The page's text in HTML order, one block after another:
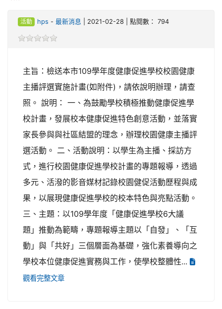
活動 hps - 最新消息 | 2021-02-28 | 點閱數： 794
主旨：檢送本市109學年度健康促進學校校園健康
主播評選實施計畫(如附件)，請依說明辦理，請查
照。 說明： 一、為鼓勵學校積極推動健康促進學
校計畫，發展校本健康促進特色創意活動，並落實
家長參與與社區結盟的理念，辦理校園健康主播評
選活動。 二、活動說明：以學生為主播、採訪方
式，進行校園健康促進學校計畫的專題報導，透過
多元、活潑的影音媒材記錄校園健促活動歷程與成
果，以展現健康促進學校的校本特色與亮點活動。
三、主題：以109學年度「健康促進學校6大議
題」推動為範疇，專題報導主題以「自發」、「互
動」與「共好」三個層面為基礎，強化素養導向之
學校本位健康促進實務與工作，使學校整體性...
觀看完整文章